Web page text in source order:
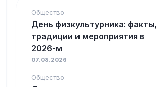
Общество
День физкультурника: факты,
традиции и мероприятия в
2026-м
07.08.2026
Общество